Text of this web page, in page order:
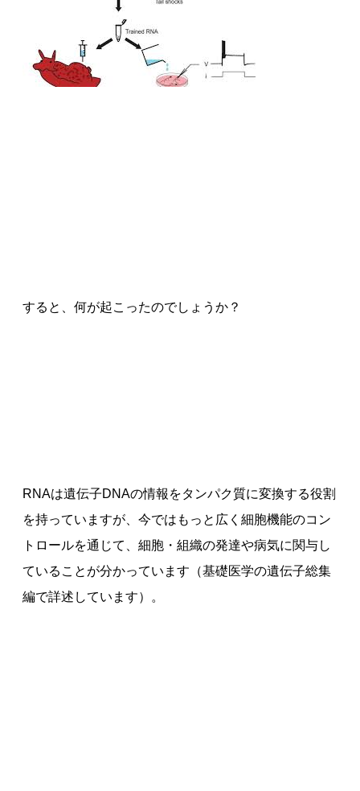
すると、何が起こったのでしょうか？
RNAは遺伝子DNAの情報をタンパク質に変換する役割
を持っていますが、今ではもっと広く細胞機能のコン
トロールを通じて、細胞・組織の発達や病気に関与し
ていることが分かっています（基礎医学の遺伝子総集
編で詳述しています）。